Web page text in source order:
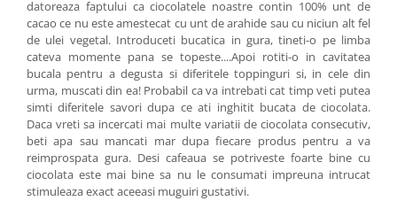
datoreaza faptului ca ciocolatele noastre contin 100% unt de
cacao ce nu este amestecat cu unt de arahide sau cu niciun alt fel
de ulei vegetal. Introduceti bucatica in gura, tineti-o pe limba
cateva momente pana se topeste....Apoi rotiti-o in cavitatea
bucala pentru a degusta si diferitele toppinguri si, in cele din
urma, muscati din ea! Probabil ca va intrebati cat timp veti putea
simti diferitele savori dupa ce ati inghitit bucata de ciocolata.
Daca vreti sa incercati mai multe variatii de ciocolata consecutiv,
beti apa sau mancati mar dupa fiecare produs pentru a va
reimprospata gura. Desi cafeaua se potriveste foarte bine cu
ciocolata este mai bine sa nu le consumati impreuna intrucat
stimuleaza exact aceeasi muguiri gustativi.